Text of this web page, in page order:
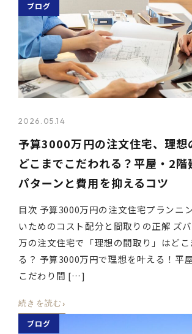
ブログ
2026.05.14
予算3000万円の注文住宅、理想
どこまでこだわれる？平屋・2階
パターンと費用を抑えるコツ
目次 予算3000万円の注文住宅プランニ
いためのコスト配分と間取りの正解 ズ
万の注文住宅で「理想の間取り」はど
る？ 予算3000万円で理想を叶える！平
こだわり間 […]
続きを読む ›
ブログ